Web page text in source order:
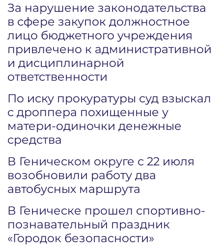
За нарушение законодательства
в сфере закупок должностное
лицо бюджетного учреждения
привлечено к административной
и дисциплинарной
ответственности
По иску прокуратуры суд взыскал
с дроппера похищенные у
матери-одиночки денежные
средства
В Геническом округе с 22 июля
возобновили работу два
автобусных маршрута
В Геническе прошел спортивно-
познавательный праздник
«Городок безопасности»